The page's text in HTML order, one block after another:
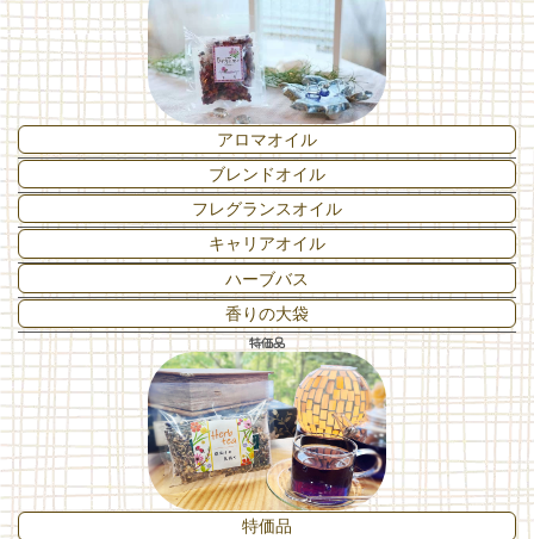
アロマオイル
ブレンドオイル
フレグランスオイル
キャリアオイル
ハーブバス
香りの大袋
特価品
特価品